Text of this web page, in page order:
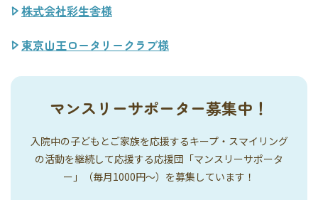
株式会社彩生舎様
東京山王ロータリークラブ様
マンスリーサポーター募集中！
入院中の子どもとご家族を応援するキープ・スマイリング
の活動を継続して応援する応援団「マンスリーサポータ
ー」（毎月1000円〜）を募集しています！